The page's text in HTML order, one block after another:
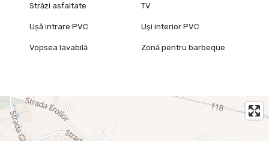
Străzi asfaltate TV
Ușă intrare PVC Uși interior PVC
Vopsea lavabilă Zonă pentru barbeque